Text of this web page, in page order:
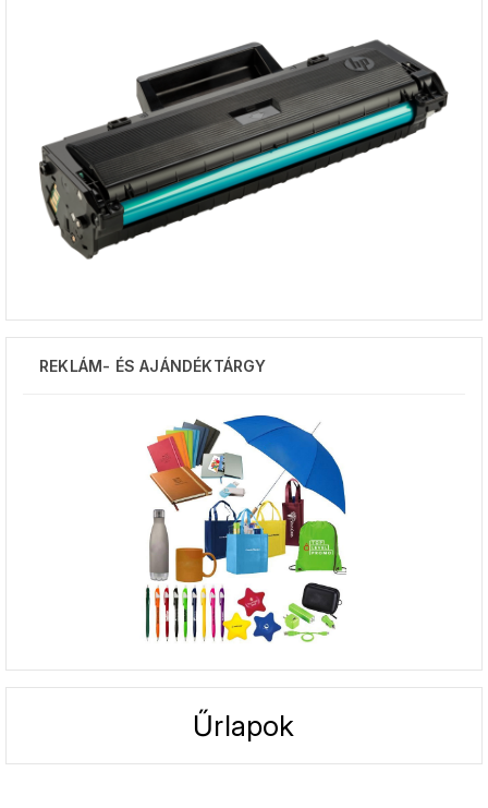
REKLÁM- ÉS AJÁNDÉKTÁRGY
Űrlapok